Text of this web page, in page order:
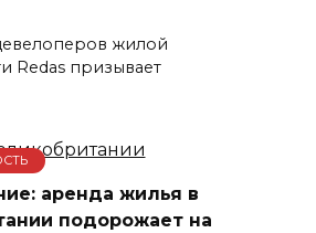
жилой
Redas призывает
аренда жилья в
подорожает на